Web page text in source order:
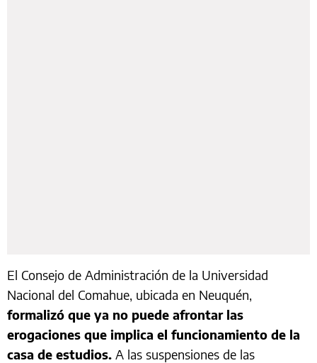
El Consejo de Administración de la Universidad
Nacional del Comahue, ubicada en Neuquén,
formalizó que ya no puede afrontar las
erogaciones que implica el funcionamiento de la
casa de estudios. A las suspensiones de las